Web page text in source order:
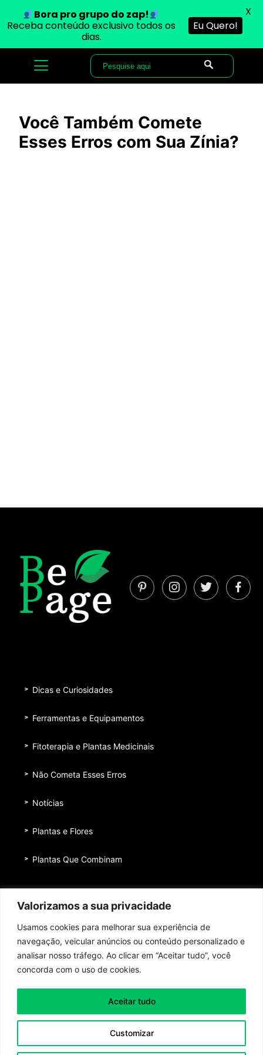
Valorizamos a sua privacidade
Usamos cookies para melhorar sua experiência de
navegação, veicular anúncios ou conteúdo personalizado e
analisar nosso tráfego. Ao clicar em “Aceitar tudo”, você
concorda com o uso de cookies.
Customizar
Aceitar tudo
Você Também Comete
Esses Erros com Sua Zínia?
Bora pro grupo do zap!
Receba conteúdo exclusivo todos os
dias.
Eu Quero!
X
Dicas e Curiosidades
Ferramentas e Equipamentos
Fitoterapia e Plantas Medicinais
Não Cometa Esses Erros
Notícias
Plantas e Flores
Plantas Que Combinam
Quem nos patrocina
Contato
Toda honra e toda glória ao Senhor Jesus Cristo!
Política de Privacidade|Termos de Uso